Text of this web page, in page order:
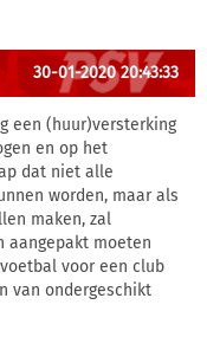
30-01-2020 20:43:33
een (huur)versterking
en op het
dat niet alle
worden, maar als
maken, zal
aangepakt moeten
voor een club
van ondergeschikt